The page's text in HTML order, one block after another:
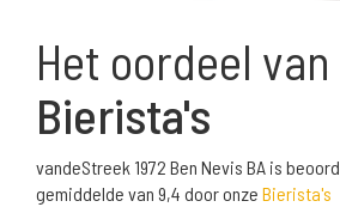
Het oordeel van
Bierista's
vandeStreek 1972 Ben Nevis BA is
gemiddelde van 9,4 door onze Bierista's